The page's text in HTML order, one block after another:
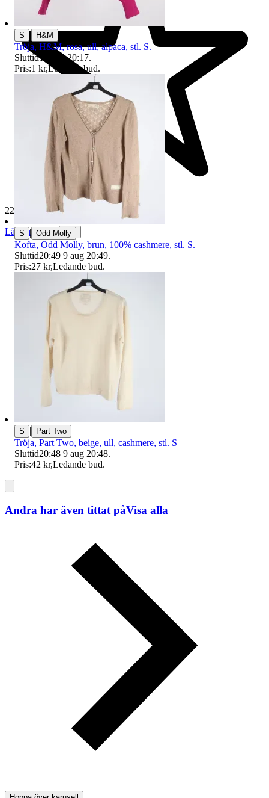
229 611 omdömen
Läs omdömen Följ
S H&M
Tröja, H&M, rosa, ull, alpaca, stl. S.
Sluttid16 aug 20:17.
Pris:1 kr,Ledande bud.
S | Odd Molly
Kofta, Odd Molly, brun, 100% cashmere, stl. S.
Sluttid20:49 9 aug 20:49.
Pris:27 kr,Ledande bud.
S | Part Two
Tröja, Part Two, beige, ull, cashmere, stl. S
Sluttid20:48 9 aug 20:48.
Pris:42 kr,Ledande bud.
Andra har även tittat påVisa alla